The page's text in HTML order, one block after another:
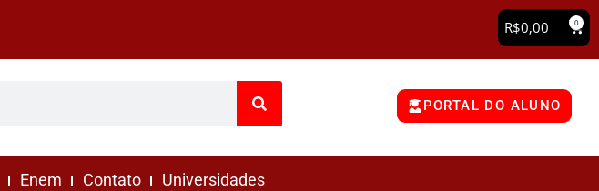
R$0,00 0
PORTAL DO ALUNO
Enem Contato Universidades